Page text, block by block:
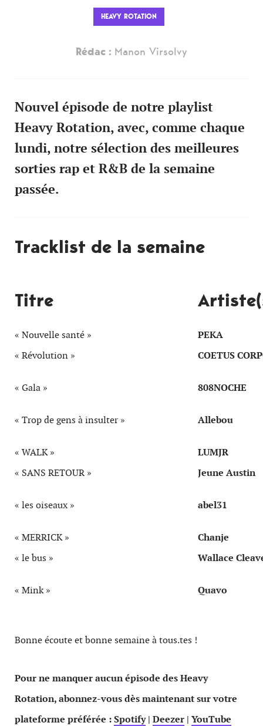
HEAVY ROTATION
Rédac : Manon Virsolvy
Nouvel épisode de notre playlist
Heavy Rotation, avec, comme chaque
lundi, notre sélection des meilleures
sorties rap et R&B de la semaine
passée.
Tracklist de la semaine
Titre
« Nouvelle santé »
PEKA
« Révolution »
COETUS
« Gala » 808NOCHE
« Trop de gens à insulter » Allebou
« WALK »
LUMJR
« SANS RETOUR »
Jeune Austin
« les oiseaux » abel31
« MERRICK »
Chanje
« le bus »
Wallace
« Mink » Quavo
Bonne écoute et bonne semaine à tous.tes !
Pour ne manquer aucun épisode des Heavy
Rotation, abonnez-vous dès maintenant sur votre
plateforme préférée :Spotify| Deezer | YouTube